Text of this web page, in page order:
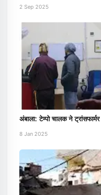
2 Sep 2025
अंबाला: टेम्पो चालक ने
8 Jan 2025